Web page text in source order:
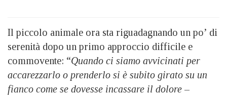
Il piccolo animale ora sta riguadagnando un po’ di
serenità dopo un primo approccio difficile e
commovente: “Quando ci siamo avvicinati per
accarezzarlo o prenderlo si è subito girato su un
fianco come se dovesse incassare il dolore –